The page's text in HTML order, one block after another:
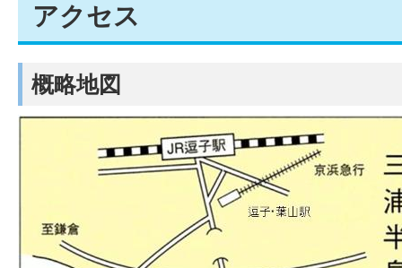
アクセス
概略地図